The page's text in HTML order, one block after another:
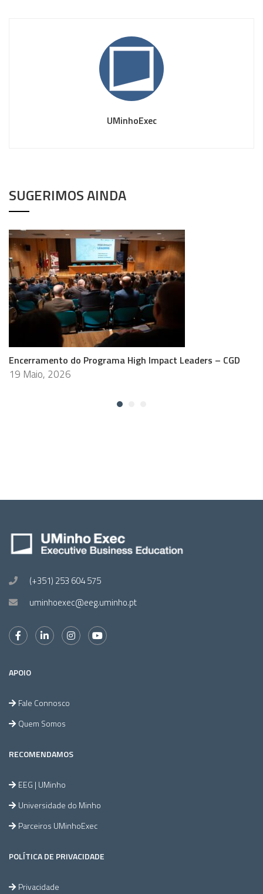
UMinhoExec
SUGERIMOS AINDA
Encerramento do Programa High Impact Leaders – CGD
19 Maio, 2026
(+351) 253 604 575
uminhoexec@eeg.uminho.pt
APOIO
Fale Connosco
Quem Somos
RECOMENDAMOS
EEG | UMinho
Universidade do Minho
Parceiros UMinhoExec
POLÍTICA DE PRIVACIDADE
Privacidade